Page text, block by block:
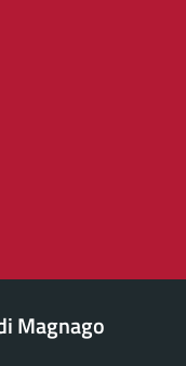
Magnago